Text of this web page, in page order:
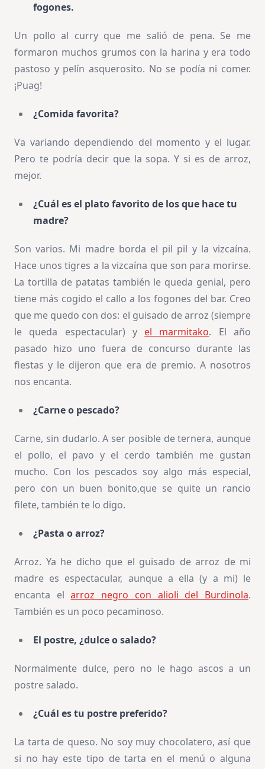
fogones.
Un pollo al curry que me salió de pena. Se me
formaron muchos grumos con la harina y era todo
pastoso y pelín asquerosito. No se podía ni comer.
¡Puag!
¿Comida favorita?
Va variando dependiendo del momento y el lugar.
Pero te podría decir que la sopa. Y si es de arroz,
mejor.
¿Cuál es el plato favorito de los que hace tu
madre?
Son varios. Mi madre borda el pil pil y la vizcaína.
Hace unos tigres a la vizcaína que son para morirse.
La tortilla de patatas también le queda genial, pero
tiene más cogido el callo a los fogones del bar. Creo
que me quedo con dos: el guisado de arroz (siempre
le queda espectacular) y el marmitako. El año
pasado hizo uno fuera de concurso durante las
fiestas y le dijeron que era de premio. A nosotros
nos encanta.
¿Carne o pescado?
Carne, sin dudarlo. A ser posible de ternera, aunque
el pollo, el pavo y el cerdo también me gustan
mucho. Con los pescados soy algo más especial,
pero con un buen bonito,que se quite un rancio
filete, también te lo digo.
¿Pasta o arroz?
Arroz. Ya he dicho que el guisado de arroz de mi
madre es espectacular, aunque a ella (y a mi) le
encanta elarroz negro con alioli del Burdinola.
También es un poco pecaminoso.
El postre, ¿dulce o salado?
Normalmente dulce, pero no le hago ascos a un
postre salado.
¿Cuál es tu postre preferido?
La tarta de queso. No soy muy chocolatero, así que
si no hay este tipo de tarta en el menú o alguna